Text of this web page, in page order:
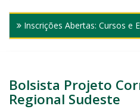
Inscrições Abertas: Cursos e
Bolsista Projeto
Regional Sudeste